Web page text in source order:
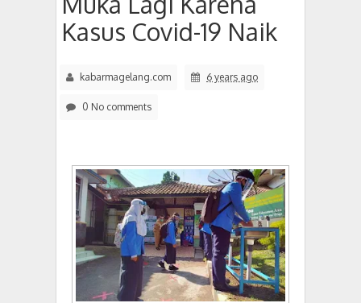
Kasus Covid-19 Naik
kabarmagelang.com 6 years ago
0 No comments